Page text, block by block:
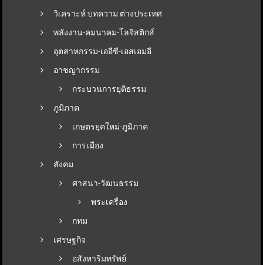
วิเคราะห์ บทความ ต่างประเทศ
พลังงาน-คมนาคม-โลจิสติกส์
อุตสาหกรรม-เออีซี-เอสเอมอี
อาชญากรรม
กระบวนการยุติธรรม
ภูมิภาค
เกษตรยุคใหม่-ภูมิภาค
การเมือง
สังคม
ศาสนา-วัฒนธรรม
พระเครื่อง
กทม
เศรษฐกิจ
อสังหาริมทรัพย์